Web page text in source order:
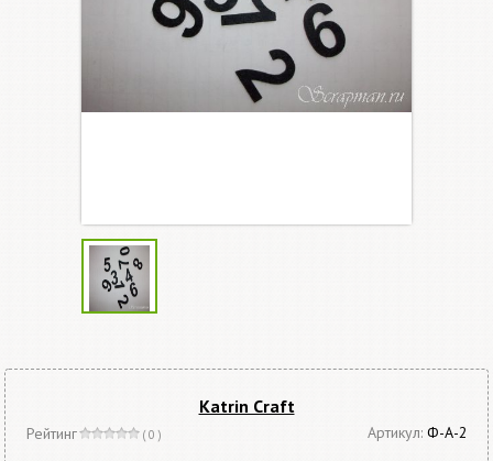
Katrin Craft
Рейтинг ( 0 ) Артикул: Ф-А-2